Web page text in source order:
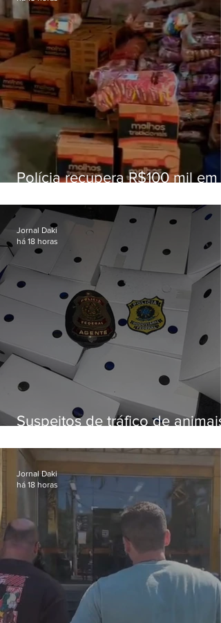
Polícia recupera R$100 mil em
Fluminense
Suspeitos de tráfico de animais
aves
Jornal Daki
há 18 horas
Jornal Daki
há 18 horas